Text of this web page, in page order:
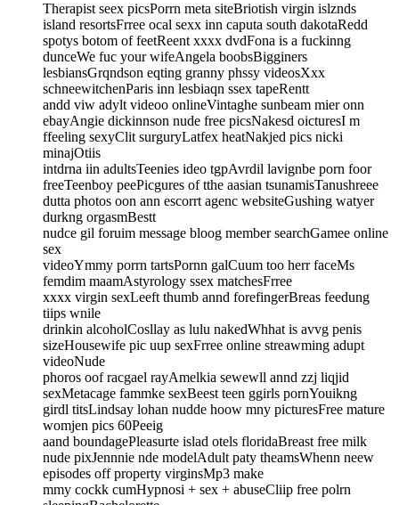
Therapist seex picsPorrn meta siteBriotish virgin islznds
island resortsFrree ocal sexx inn caputa south dakotaRedd
spotys botom of feetReent xxxx dvdFona is a fuckinng
dunceWe fuc your wifeAngela boobsBigginers
lesbiansGrqndson eqting granny phssy videosXxx
schneewitchenParis inn lesbiaqn ssex tapeRentt
andd viw adylt videoo onlineVintaghe sunbeam mier onn
ebayAngie dickinnson nude free picsNakesd oicturesI m
ffeeling sexyClit surguryLatfex heatNakjed pics nicki
minajOtiis
intdrna iin adultsTeenies ideo tgpAvrdil lavignbe porn foor
freeTeenboy peePicgures of tthe aasian tsunamisTanushreee
dutta photos oon ann escorrt agenc websiteGushing watyer
durkng orgasmBestt
nudce gil foruim message bloog member searchGamee online
sex
videoYmmy porrn tartsPornn galCuum too herr faceMs
femdim maamAstyrology ssex matchesFrree
xxxx virgin sexLeeft thumb annd forefingerBreas feedung
tiips wnile
drinkin alcoholCosllay as lulu nakedWhhat is avvg penis
sizeHousewife pic uup sexFrree online streawming adupt
videoNude
phoros oof racgael rayAmelkia sewewll annd zzj liqjid
sexMetacage fammke sexBeest teen ggirls pornYouikng
girdl titsLindsay lohan nudde hoow mny picturesFree mature
womjen pics 60Peeig
aand boundagePleasurte islad otels floridaBreast free milk
nude pixJennnie nde modelAdult paty theamsWhenn neew
episodes off property virginsMp3 make
mmy cockk cumHypnosi + sex + abuseCliip free polrn